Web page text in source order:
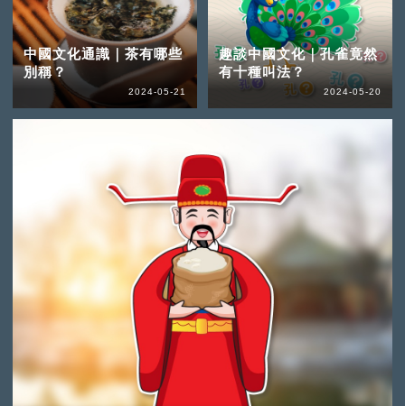
中國文化通識｜茶有哪些
別稱？
2024-05-21
趣談中國文化｜孔雀竟然
有十種叫法？
2024-05-20